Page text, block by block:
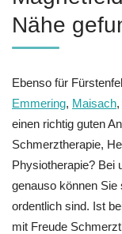
Nähe
Ebenso für
Emmering, Maisach
einen richtig guten
Schmerztherapie,
Physiotherapie? Bei
genauso können
ordentlich sind. Ist
mit Freude